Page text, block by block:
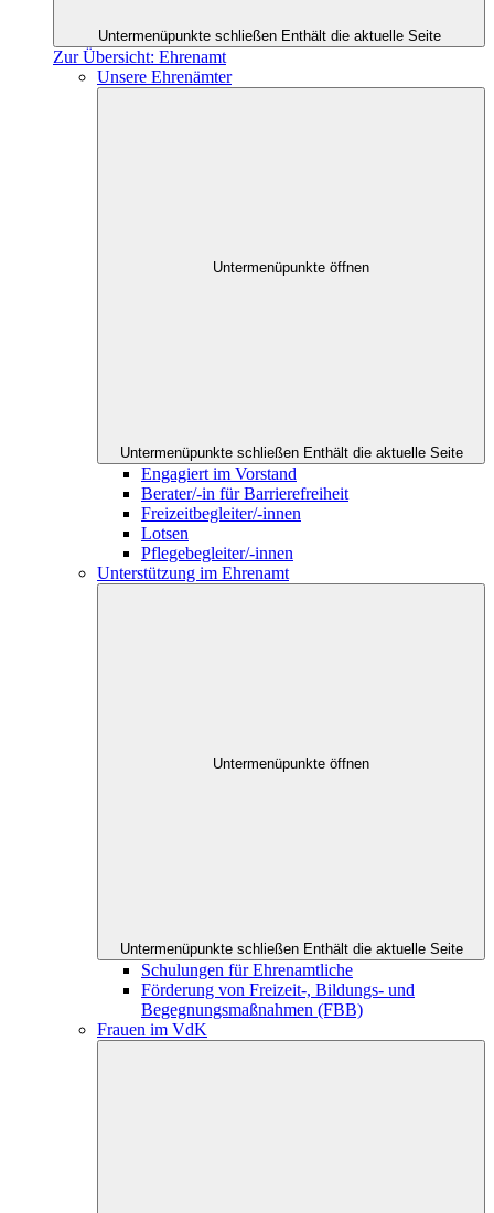
Untermenüpunkte schließen Enthält die aktuelle Seite
Zur Übersicht: Ehrenamt
Unsere Ehrenämter
Untermenüpunkte öffnen
Untermenüpunkte schließen Enthält die aktuelle Seite
Engagiert im Vorstand
Berater/-in für Barrierefreiheit
Freizeitbegleiter/-innen
Lotsen
Pflegebegleiter/-innen
Unterstützung im Ehrenamt
Untermenüpunkte öffnen
Untermenüpunkte schließen Enthält die aktuelle Seite
Schulungen für Ehrenamtliche
Förderung von Freizeit-, Bildungs- und
Begegnungsmaßnahmen (FBB)
Frauen im VdK